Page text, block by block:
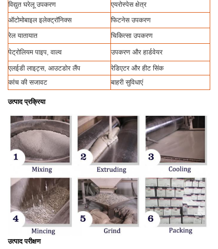
विद्युत घरेलू उपकरण
एयरोस्पेस क्षेत्र
ऑटोमोबाइल इलेक्ट्रॉनिक्स
फिटनेस उपकरण
रेल यातायात
चिकित्सा उपकरण
पेट्रोलियम पाइप, वाल्व उपकरण और हार्डवेयर
एलईडी लाइट्स, आउटडोर लैंप
रेडिएटर और हीट सिंक
कांच की सजावट
बाहरी सुविधाएं
उत्पाद प्रक्रिया
उत्पाद परीक्षण